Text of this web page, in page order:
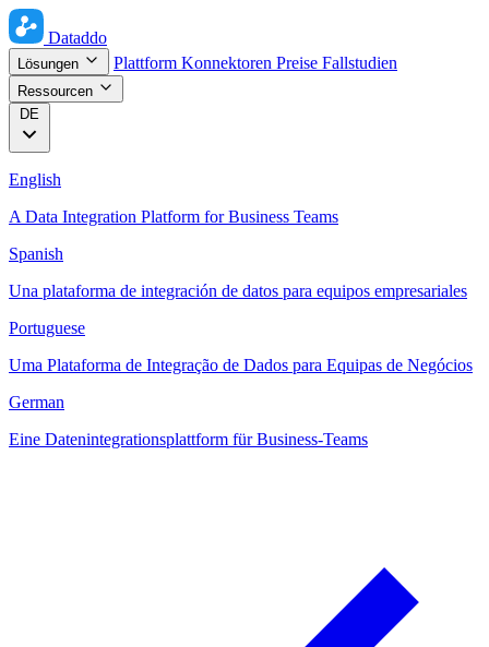
Dataddo
Lösungen Plattform Konnektoren Preise Fallstudien
Ressourcen
DE
English
A Data Integration Platform for Business Teams
Spanish
Una plataforma de integración de datos para equipos empresariales
Portuguese
Uma Plataforma de Integração de Dados para Equipas de Negócios
German
Eine Datenintegrationsplattform für Business-Teams